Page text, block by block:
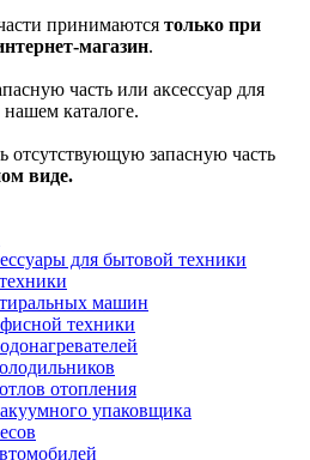
принимаются только при
магазин.
часть или аксессуар для
каталоге.
отсутствующую запасную часть
виде.
для бытовой техники
машин
техники
отопления
упаковщика